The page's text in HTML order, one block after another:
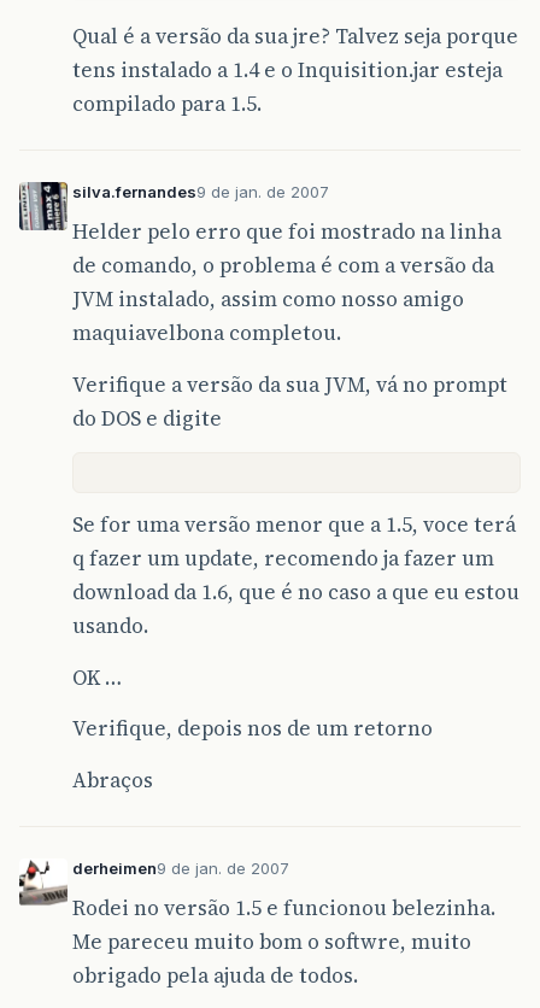
Qual é a versão da sua jre? Talvez seja porque
tens instalado a 1.4 e o Inquisition.jar esteja
compilado para 1.5.
silva.fernandes9 de jan. de 2007
Helder pelo erro que foi mostrado na linha
de comando, o problema é com a versão da
JVM instalado, assim como nosso amigo
maquiavelbona completou.
Verifique a versão da sua JVM, vá no prompt
do DOS e digite
Se for uma versão menor que a 1.5, voce terá
q fazer um update, recomendo ja fazer um
download da 1.6, que é no caso a que eu estou
usando.
OK …
Verifique, depois nos de um retorno
Abraços
derheimen9 de jan. de 2007
Rodei no versão 1.5 e funcionou belezinha.
Me pareceu muito bom o softwre, muito
obrigado pela ajuda de todos.